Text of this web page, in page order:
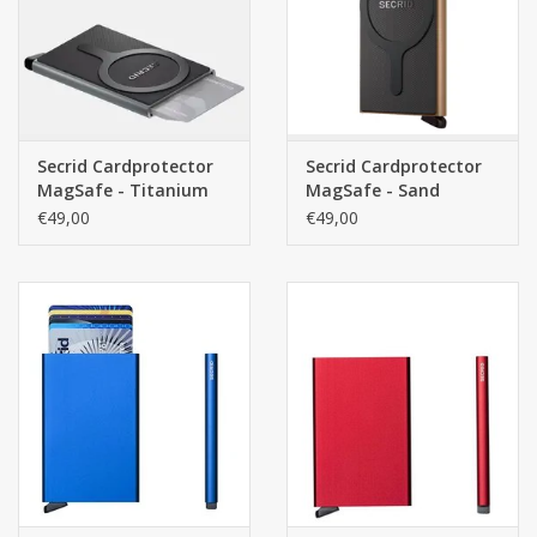
protector verschuift of krassen maakt op je telefoon.
Nederlands Design en Duurzaamheid
De Cardprotector MagSafe wordt met dezelfde zorg en precisie
geproduceerd als de klassieke modellen. Het aluminium is
duurzaam en beschermt je passen tegen buigen of breken in je
broekzak. Bovendien vindt de assemblage plaats in sociale
werkplaatsen in Nederland, wat dit een verantwoorde keuze
Technische Specificaties
Geanodiseerd aluminium, magneten, siliconen
Capaciteit:4 tot 6 passen
Compatibiliteit:iPhone 12 en nieuwer (met MagSafe) of
Secrid Cardprotector
MagSafe - Titanium
€49,00
Secrid Cardprotector
MagSafe - Sand
€49,00